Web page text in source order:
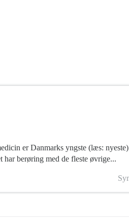
er Danmarks yngste (læs:
har berøring med de fleste øvrige...